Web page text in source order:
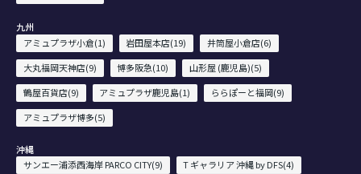
九州
アミュプラザ小倉(1)
岩田屋本店(19)
井筒屋小倉店(6)
大丸福岡天神店(9)
博多阪急(10)
山形屋 (鹿児島)(5)
鶴屋百貨店(9)
アミュプラザ鹿児島(1)
ららぽーと福岡(9)
アミュプラザ博多(5)
沖縄
サンエー浦添西海岸 PARCO CITY(9)
T ギャラリア 沖縄 by DFS(4)